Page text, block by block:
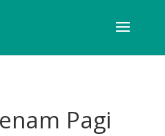
Pagi